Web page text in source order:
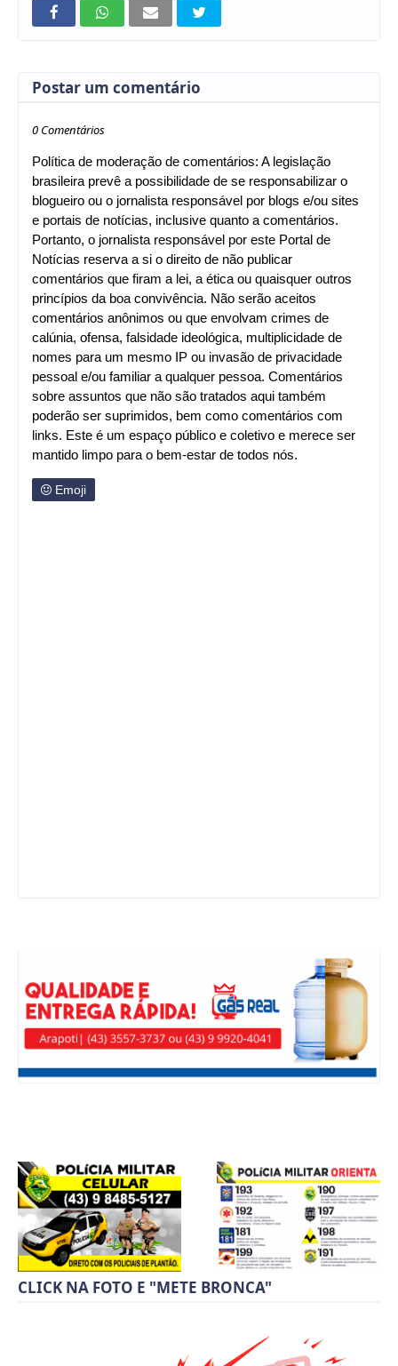
Postar um comentário
0 Comentários
Política de moderação de comentários: A legislação
brasileira prevê a possibilidade de se responsabilizar o
blogueiro ou o jornalista responsável por blogs e/ou sites
e portais de notícias, inclusive quanto a comentários.
Portanto, o jornalista responsável por este Portal de
Notícias reserva a si o direito de não publicar
comentários que firam a lei, a ética ou quaisquer outros
princípios da boa convivência. Não serão aceitos
comentários anônimos ou que envolvam crimes de
calúnia, ofensa, falsidade ideológica, multiplicidade de
nomes para um mesmo IP ou invasão de privacidade
pessoal e/ou familiar a qualquer pessoa. Comentários
sobre assuntos que não são tratados aqui também
poderão ser suprimidos, bem como comentários com
links. Este é um espaço público e coletivo e merece ser
mantido limpo para o bem-estar de todos nós.
Emoji
CLICK NA FOTO E "METE BRONCA"